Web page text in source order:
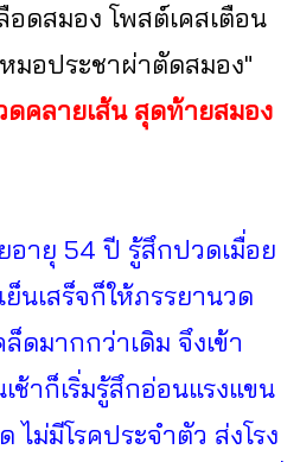
ดสมอง โพสต์เคสเตือน
มอประชาผ่าตัดสมอง"
ดคลายเส้น สุดท้ายสมอง
อายุ 54 ปี รู้สึกปวดเมื่อย
นเสร็จก็ให้ภรรยานวด
ดมากกว่าเดิม จึงเข้า
าก็เริ่มรู้สึกอ่อนแรงแขน
ไม่มีโรคประจำตัว ส่งโรง